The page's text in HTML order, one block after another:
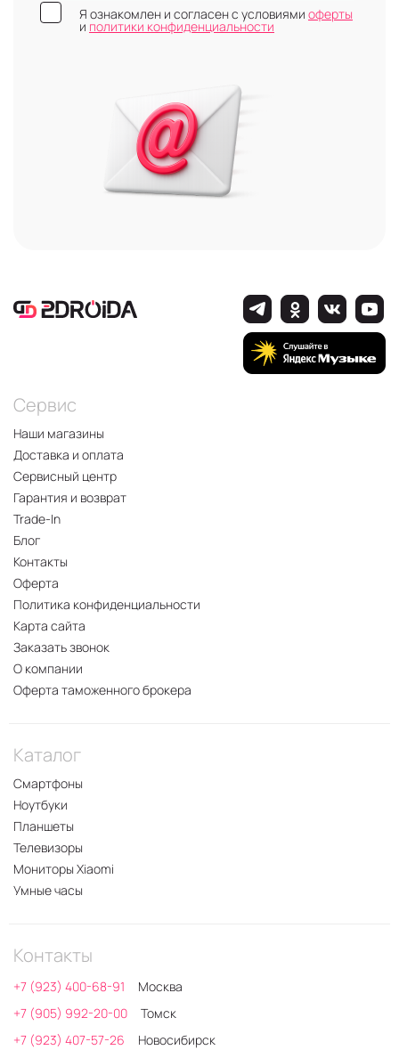
Я ознакомлен и согласен с условиями оферты
и политики конфиденциальности
Сервис
Наши магазины
Доставка и оплата
Сервисный центр
Гарантия и возврат
Trade-In
Блог
Контакты
Оферта
Политика конфиденциальности
Карта сайта
Заказать звонок
О компании
Оферта таможенного брокера
Каталог
Смартфоны
Ноутбуки
Планшеты
Телевизоры
Мониторы Xiaomi
Умные часы
Контакты
+7 (923) 400-68-91
Москва
+7 (905) 992-20-00
Томск
+7 (923) 407-57-26
Новосибирск